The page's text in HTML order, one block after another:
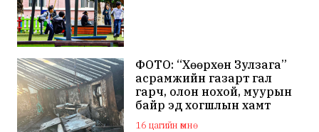
ФОТО: “Хөөрхөн Зулзага”
асрамжийн газарт гал
гарч, олон нохой, муурын
байр эд хогшлын хамт
шатжээ
16 цагийн өмнө